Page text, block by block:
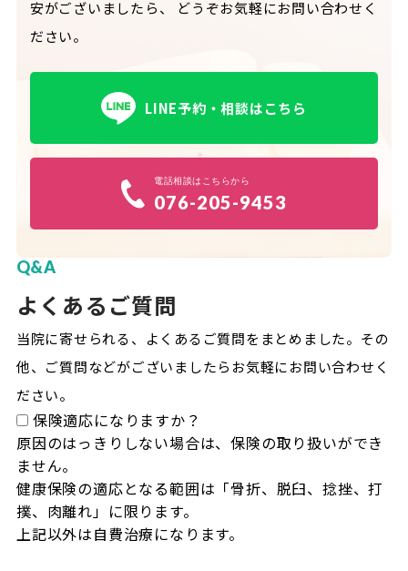
安がございましたら、
どうぞお気軽にお問い合わせく
ださい。
LINE予約・相談はこちら
電話相談はこちらから
076-205-9453
Q&A
よくあるご質問
当院に寄せられる、よくあるご質問をまとめました。 その
他、ご質問などがございましたらお気軽にお問い合わせく
ださい。
保険適応になりますか？
原因のはっきりしない場合は、保険の取り扱いができ
ません。
健康保険の適応となる範囲は「骨折、脱臼、捻挫、打
撲、肉離れ」に限ります。
上記以外は自費治療になります。